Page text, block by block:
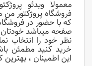
معمولا ویدئو
فروشگاه پروژکتور
که با حضور در
صفحه میباشد خودتان
نظر خود را انتخاب
خرید کنید مطمئن
این اطمینان ، بهترین